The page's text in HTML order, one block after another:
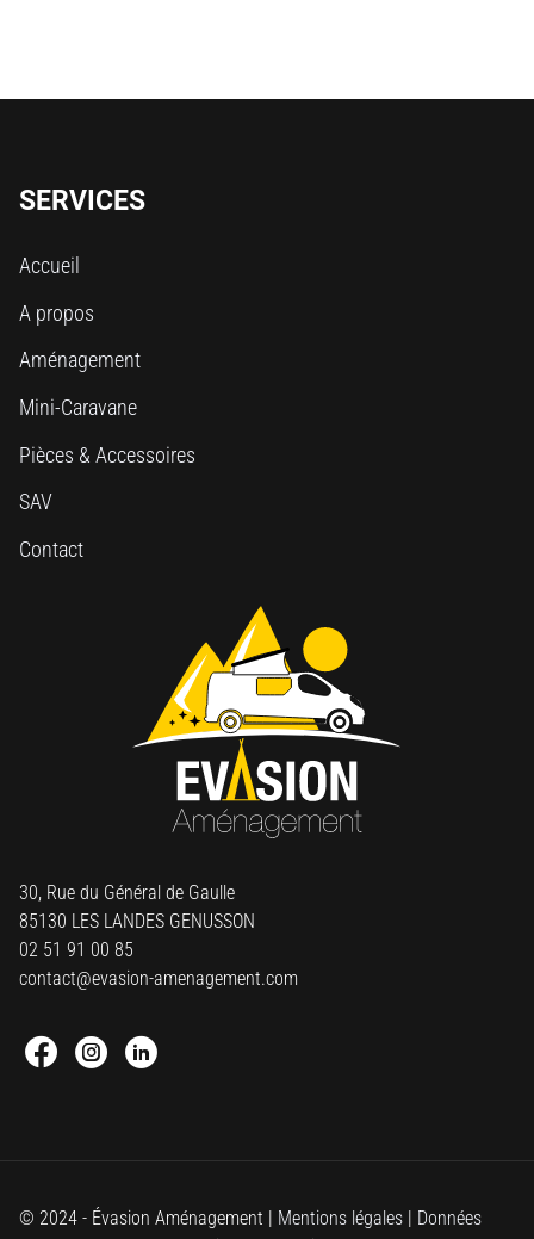
SERVICES
Accueil
A propos
Aménagement
Mini-Caravane
Pièces & Accessoires
SAV
Contact
30, Rue du Général de Gaulle
85130 LES LANDES GENUSSON
02 51 91 00 85
contact@evasion-amenagement.com
Facebook : Round
Instagram : Round
Linkedin : Round
© 2024 - Évasion Aménagement | Mentions légales
Données